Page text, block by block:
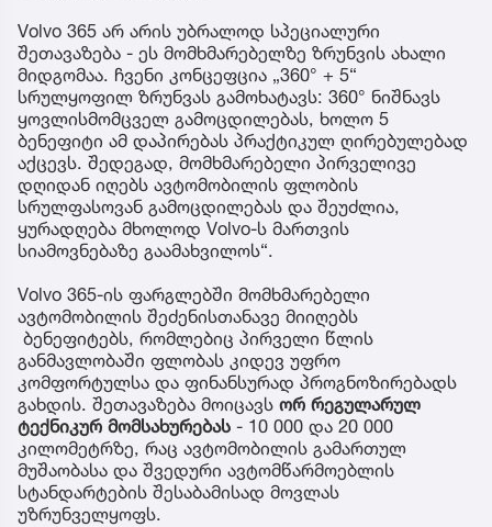
Volvo 365 არ არის უბრალოდ სპეციალური
შეთავაზება - ეს მომხმარებელზე ზრუნვის ახალი
მიდგომაა. ჩვენი კონცეფცია „360° + 5“
სრულყოფილ ზრუნვას გამოხატავს: 360° ნიშნავს
ყოვლისმომცველ გამოცდილებას, ხოლო 5
ბენეფიტი ამ დაპირებას პრაქტიკულ ღირებულებად
აქცევს. შედეგად, მომხმარებელი პირველივე
დღიდან იღებს ავტომობილის ფლობის
სრულფასოვან გამოცდილებას და შეუძლია,
ყურადღება მხოლოდ Volvo-ს მართვის
სიამოვნებაზე გაამახვილოს“.
Volvo 365-ის ფარგლებში მომხმარებელი
ავტომობილის შეძენისთანავე მიიღებს
ბენეფიტებს, რომლებიც პირველი წლის
განმავლობაში ფლობას კიდევ უფრო
კომფორტულსა და ფინანსურად პროგნოზირებადს
გახდის. შეთავაზება მოიცავს ორ რეგულარულ
ტექნიკურ მომსახურებას - 10 000 და 20 000
კილომეტრზე, რაც ავტომობილის გამართულ
მუშაობასა და შვედური ავტომწარმოებლის
სტანდარტების შესაბამისად მოვლას
უზრუნველყოფს.